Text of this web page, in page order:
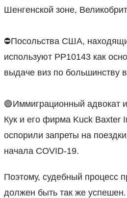
Шенгенской зоне,
⛔️Посольства США,
используют PP10143 как
выдаче виз по большинству
🟢Иммиграционный адвокат
Кук и его фирма Kuck Baxter
оспорили запреты на
начала COVID-19.
Поэтому, судебный процесс
должен быть так же успешен.